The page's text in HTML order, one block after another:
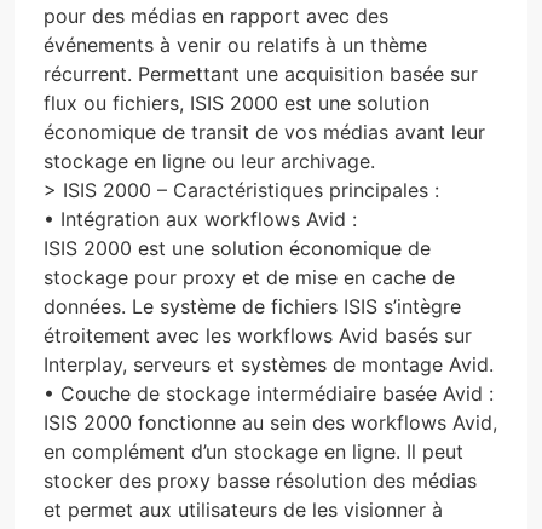
pour des médias en rapport avec des
événements à venir ou relatifs à un thème
récurrent. Permettant une acquisition basée sur
flux ou fichiers, ISIS 2000 est une solution
économique de transit de vos médias avant leur
stockage en ligne ou leur archivage.
> ISIS 2000 – Caractéristiques principales :
• Intégration aux workflows Avid :
ISIS 2000 est une solution économique de
stockage pour proxy et de mise en cache de
données. Le système de fichiers ISIS s’intègre
étroitement avec les workflows Avid basés sur
Interplay, serveurs et systèmes de montage Avid.
• Couche de stockage intermédiaire basée Avid :
ISIS 2000 fonctionne au sein des workflows Avid,
en complément d’un stockage en ligne. Il peut
stocker des proxy basse résolution des médias
et permet aux utilisateurs de les visionner à